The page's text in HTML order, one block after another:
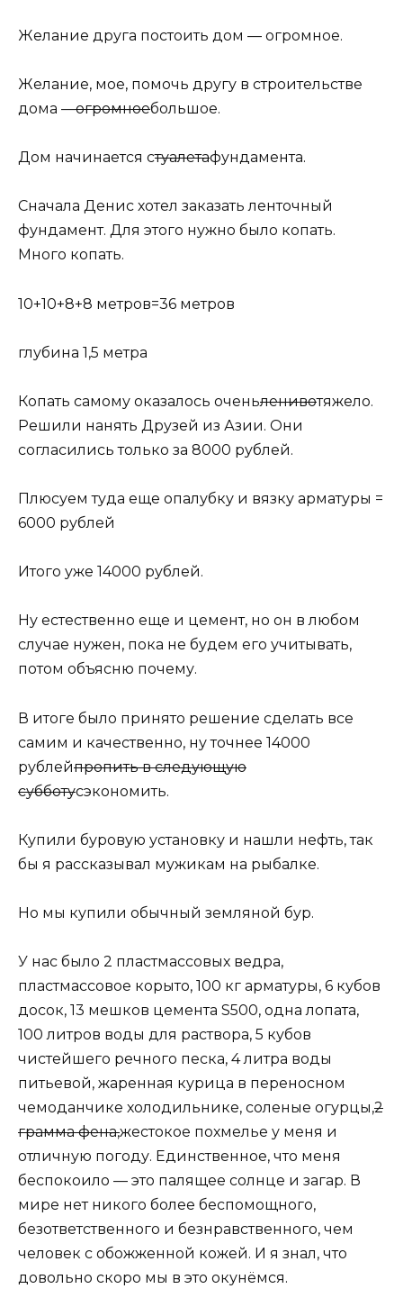
Желание друга постоить дом — огромное.
Желание, мое, помочь другу в строительстве
дома —огромноебольшое.
Дом начинается стуалетафундамента.
Сначала Денис хотел заказать ленточный
фундамент. Для этого нужно было копать.
Много копать.
10+10+8+8 метров=36 метров
глубина 1,5 метра
Копать самому оказалось оченьленивотяжело.
Решили нанять Друзей из Азии. Они
согласились только за 8000 рублей.
Плюсуем туда еще опалубку и вязку арматуры =
6000 рублей
Итого уже 14000 рублей.
Ну естественно еще и цемент, но он в любом
случае нужен, пока не будем его учитывать,
потом объясню почему.
В итоге было принято решение сделать все
самим и качественно, ну точнее 14000
рублейпропить в следующую
субботусэкономить.
Купили буровую установку и нашли нефть, так
бы я рассказывал мужикам на рыбалке.
Но мы купили обычный земляной бур.
У нас было 2 пластмассовых ведра,
пластмассовое корыто, 100 кг арматуры, 6 кубов
досок, 13 мешков цемента S500, одна лопата,
100 литров воды для раствора, 5 кубов
чистейшего речного песка, 4 литра воды
питьевой, жаренная курица в переносном
чемоданчике холодильнике, соленые огурцы,2
грамма фена,жестокое похмелье у меня и
отличную погоду. Единственное, что меня
беспокоило — это палящее солнце и загар. В
мире нет никого более беспомощного,
безответственного и безнравственного, чем
человек с обожженной кожей. И я знал, что
довольно скоро мы в это окунёмся.